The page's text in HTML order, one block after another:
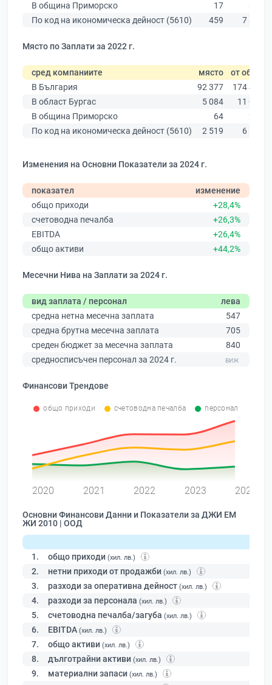
В община Приморско
17
381
По код на икономическа дейност (5610)
459 7 842
Място по Заплати за 2022 г.
сред компаниите място от общо
В България
92 377
174 403
В област Бургас
5 084
11 009
В община Приморско
64
239
По код на икономическа дейност (5610)
2 519 6 522
Изменения на Основни Показатели за 2024 г.
показател
изменение
общо приходи
+28,4%
счетоводна печалба
+26,3%
EBITDA
+26,4%
общо активи
+44,2%
Месечни Нива на Заплати за 2024 г.
вид заплата / персонал
лева
средна нетна месечна заплата
547
средна брутна месечна заплата
705
среден бюджет за месечна заплата
840
средносписъчен персонал за 2024 г.
Финансови Трендове
общо приходи счетоводна печалба персонал
2020 2021 2022 2023 2024
Основни Финансови Данни и Показатели за ДЖИ ЕМ
ЖИ 2010 | ООД
1. общо приходи (хил. лв.)
2. нетни приходи от продажби (хил. лв.)
3. разходи за оперативна дейност (хил. лв.)
4. разходи за персонала (хил. лв.)
5. счетоводна печалба/загуба (хил. лв.)
6. EBITDA (хил. лв.)
7. общо активи (хил. лв.)
8. дълготрайни активи (хил. лв.)
9. материални запаси (хил. лв.)